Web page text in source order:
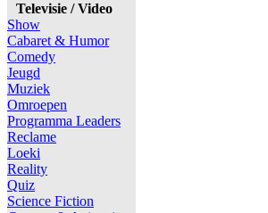
Televisie / Video
Show
Cabaret & Humor
Comedy
Jeugd
Muziek
Omroepen
Programma Leaders
Reclame
Loeki
Reality
Quiz
Science Fiction